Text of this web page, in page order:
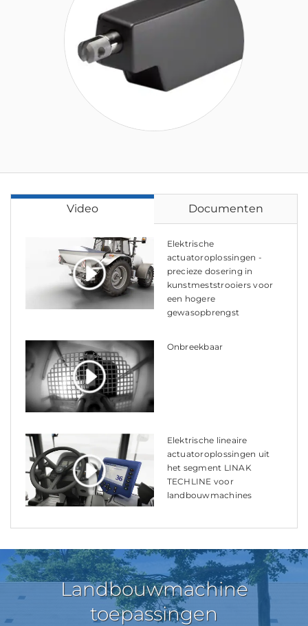
Video Documenten
Elektrische
actuatoroplossingen -
precieze dosering in
kunstmeststrooiers voor
een hogere
gewasopbrengst
Onbreekbaar
Elektrische lineaire
actuatoroplossingen uit
het segment LINAK
TECHLINE voor
landbouwmachines
Landbouwmachine
toepassingen